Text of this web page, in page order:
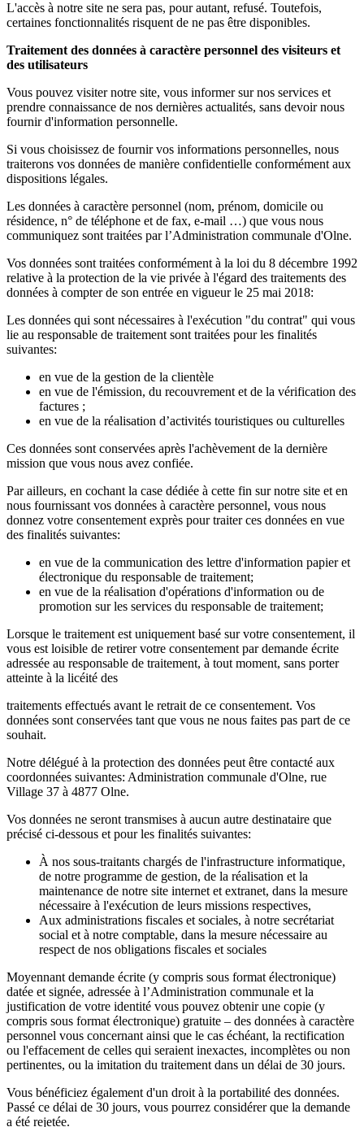
L'accès à notre site ne sera pas, pour autant, refusé. Toutefois,
certaines fonctionnalités risquent de ne pas être disponibles.
Traitement des données à caractère personnel des visiteurs et
des utilisateurs
Vous pouvez visiter notre site, vous informer sur nos services et
prendre connaissance de nos dernières actualités, sans devoir nous
fournir d'information personnelle.
Si vous choisissez de fournir vos informations personnelles, nous
traiterons vos données de manière confidentielle conformément aux
dispositions légales.
Les données à caractère personnel (nom, prénom, domicile ou
résidence, n° de téléphone et de fax, e-mail …) que vous nous
communiquez sont traitées par l’Administration communale d'Olne.
Vos données sont traitées conformément à la loi du 8 décembre 1992
relative à la protection de la vie privée à l'égard des traitements des
données à compter de son entrée en vigueur le 25 mai 2018:
Les données qui sont nécessaires à l'exécution "du contrat" qui vous
lie au responsable de traitement sont traitées pour les finalités
suivantes:
en vue de la gestion de la clientèle
en vue de l'émission, du recouvrement et de la vérification des
factures ;
en vue de la réalisation d’activités touristiques ou culturelles
Ces données sont conservées après l'achèvement de la dernière
mission que vous nous avez confiée.
Par ailleurs, en cochant la case dédiée à cette fin sur notre site et en
nous fournissant vos données à caractère personnel, vous nous
donnez votre consentement exprès pour traiter ces données en vue
des finalités suivantes:
en vue de la communication des lettre d'information papier et
électronique du responsable de traitement;
en vue de la réalisation d'opérations d'information ou de
promotion sur les services du responsable de traitement;
Lorsque le traitement est uniquement basé sur votre consentement, il
vous est loisible de retirer votre consentement par demande écrite
adressée au responsable de traitement, à tout moment, sans porter
atteinte à la licéité des
traitements effectués avant le retrait de ce consentement. Vos
données sont conservées tant que vous ne nous faites pas part de ce
souhait.
Notre délégué à la protection des données peut être contacté aux
coordonnées suivantes: Administration communale d'Olne, rue
Village 37 à 4877 Olne.
Vos données ne seront transmises à aucun autre destinataire que
précisé ci-dessous et pour les finalités suivantes:
À nos sous-traitants chargés de l'infrastructure informatique,
de notre programme de gestion, de la réalisation et la
maintenance de notre site internet et extranet, dans la mesure
nécessaire à l'exécution de leurs missions respectives,
Aux administrations fiscales et sociales, à notre secrétariat
social et à notre comptable, dans la mesure nécessaire au
respect de nos obligations fiscales et sociales
Moyennant demande écrite (y compris sous format électronique)
datée et signée, adressée à l’Administration communale et la
justification de votre identité vous pouvez obtenir une copie (y
compris sous format électronique) gratuite – des données à caractère
personnel vous concernant ainsi que le cas échéant, la rectification
ou l'effacement de celles qui seraient inexactes, incomplètes ou non
pertinentes, ou la imitation du traitement dans un délai de 30 jours.
Vous bénéficiez également d'un droit à la portabilité des données.
Passé ce délai de 30 jours, vous pourrez considérer que la demande
a été rejetée.